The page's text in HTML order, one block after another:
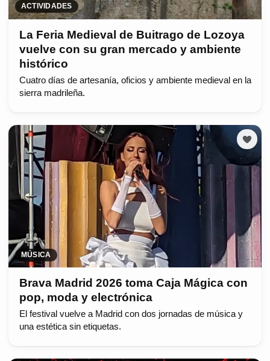
ACTIVIDADES
La Feria Medieval de Buitrago de Lozoya
vuelve con su gran mercado y ambiente
histórico
Cuatro días de artesanía, oficios y ambiente medieval en la
sierra madrileña.
MÚSICA
Brava Madrid 2026 toma Caja Mágica con
pop, moda y electrónica
El festival vuelve a Madrid con dos jornadas de música y
una estética sin etiquetas.